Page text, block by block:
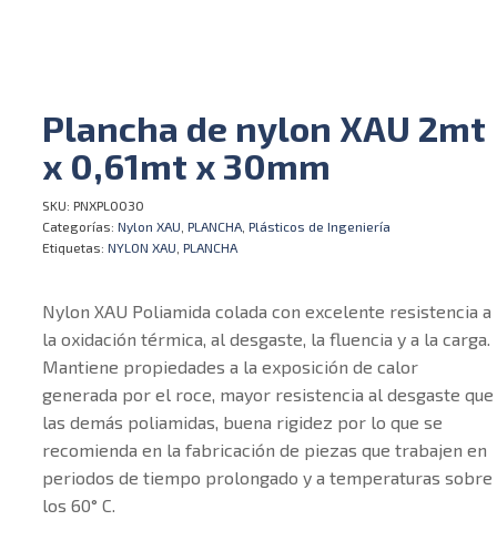
Plancha de nylon XAU 2mt
x 0,61mt x 30mm
SKU: PNXPL0030
Categorías: Nylon XAU PLANCHA Plásticos de Ingeniería
Etiquetas: NYLON XAU PLANCHA
Nylon XAU Poliamida colada con excelente resistencia a
la oxidación térmica, al desgaste, la fluencia y a la carga.
Mantiene propiedades a la exposición de calor
generada por el roce, mayor resistencia al desgaste que
las demás poliamidas, buena rigidez por lo que se
recomienda en la fabricación de piezas que trabajen en
periodos de tiempo prolongado y a temperaturas sobre
los 60° C.